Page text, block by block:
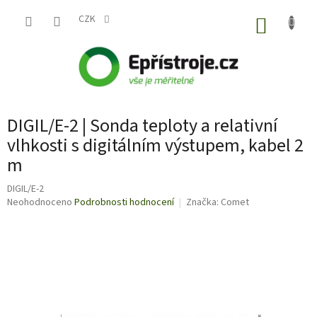
CZK
DIGIL/E-2 | Sonda teploty a relativní
vlhkosti s digitálním výstupem, kabel 2
m
DIGIL/E-2
Průměrné
Neohodnoceno Podrobnosti hodnocení Značka: Comet